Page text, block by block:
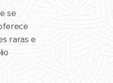
se
raras e